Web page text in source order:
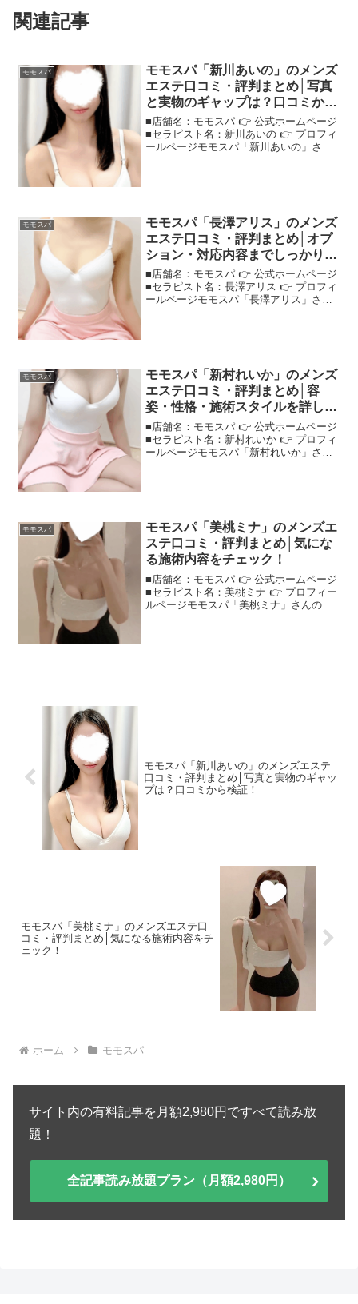
関連記事
モモスパ
モモスパ「新川あいの」のメンズ
エステ口コミ・評判まとめ│写真
と実物のギャップは？口コミから
検証！
■店舗名：モモスパ 👉 公式ホームページ
■セラピスト名：新川あいの 👉 プロフィ
ールページモモスパ「新川あいの」さん
モモスパ
モモスパ「長澤アリス」のメンズ
エステ口コミ・評判まとめ│オプ
ション・対応内容までしっかり調
査！
■店舗名：モモスパ 👉 公式ホームページ
■セラピスト名：長澤アリス 👉 プロフィ
ールページモモスパ「長澤アリス」さん
モモスパ
モモスパ「新村れいか」のメンズ
エステ口コミ・評判まとめ│容
姿・性格・施術スタイルを詳しく
紹介！
■店舗名：モモスパ 👉 公式ホームページ
■セラピスト名：新村れいか 👉 プロフィ
ールページモモスパ「新村れいか」さん
モモスパ
モモスパ「美桃ミナ」のメンズエ
ステ口コミ・評判まとめ│気にな
る施術内容をチェック！
■店舗名：モモスパ 👉 公式ホームページ
■セラピスト名：美桃ミナ 👉 プロフィー
ルページモモスパ「美桃ミナ」さんの評
モモスパ「新川あいの」のメンズエステ
口コミ・評判まとめ│写真と実物のギャッ
プは？口コミから検証！
モモスパ「美桃ミナ」のメンズエステ口
コミ・評判まとめ│気になる施術内容をチ
ェック！
ホーム モモスパ
サイト内の有料記事を月額2,980円ですべて読み放
題！
全記事読み放題プラン（月額2,980円）